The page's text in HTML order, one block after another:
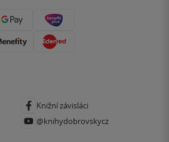
Knižní závisláci
@knihydobrovskycz